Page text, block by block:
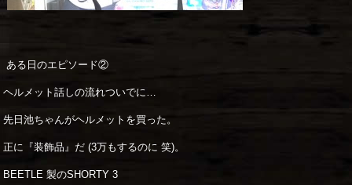
ある日のエピソード②
ヘルメット話しの流れついでに…
先日池ちゃんがヘルメットを買った。
正に『装飾品』だ (3万もするのに 笑)。
BEETLE 製のSHORTY 3